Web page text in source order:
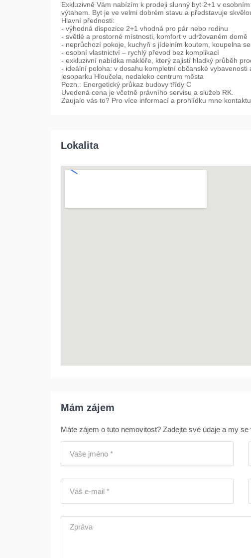
Exkluzivně Vám nabízím k prodeji slunný byt 2+1 v
výtahem. Byt je ve velmi dobrém stavu a představuje
Hlavní přednosti:
- výhodná dispozice 2+1 vhodná pro pár nebo rodinu
- světlé a prostorné místnosti, komfort v udržovaném domě
- neprůchozí pokoje, kuchyň s jídelním koutem, koupelna
- osobní vlastnictví – rychlý převod bez komplikací
- exkluzivní nabídka makléře, který zajistí hladký průběh
- ideální poloha: v dosahu kompletní občanské
lesoparku Hloučela, nedaleko centrum města
Pozn.: Energetický průkaz budovy třídy C
Uvedená cena je včetně právního servisu a služeb RK.
Zaujalo vás to? Pro více informací a prohlídku mne
Lokalita
Mám zájem
Máte zájem o tuto nemovitost? Zadejte své údaje a my